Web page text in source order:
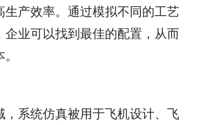
生产效率。通过模拟不同的工艺
企业可以找到最佳的配置，从而
，系统仿真被用于飞机设计、飞